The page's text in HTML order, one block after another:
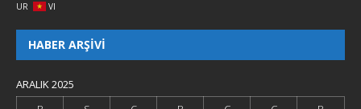
UR
VI
HABER ARŞIVI
ARALIK 2025